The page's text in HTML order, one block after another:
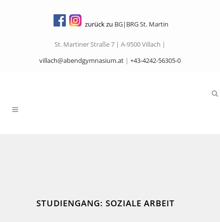
zurück zu BG|BRG St. Martin
St. Martiner Straße 7 | A-9500 Villach |
villach@abendgymnasium.at | +43-4242-56305-0
STUDIENGANG: SOZIALE ARBEIT